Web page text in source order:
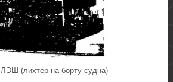
(лихтер на борту судна)